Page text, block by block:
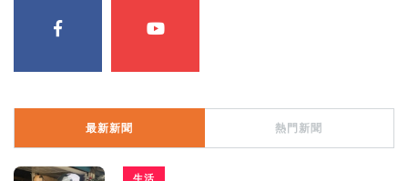
最新新聞 熱門新聞
生活